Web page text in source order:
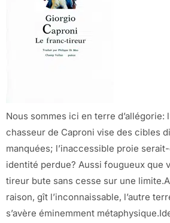
Nous sommes ici en terre d’allégorie:
chasseur de Caproni vise des cibles
manquées; l’inaccessible proie
identité perdue? Aussi fougueux que
tireur bute sans cesse sur une
raison, gît l’inconnaissable, l’autre
s’avère éminemment